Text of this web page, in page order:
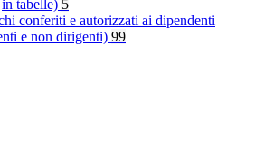
in tabelle) 5
conferiti e autorizzati ai dipendenti
e non dirigenti) 99